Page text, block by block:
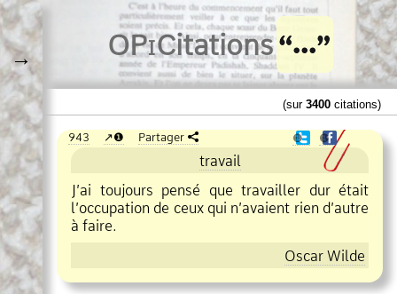
→ OPiCitations
(sur 3400 citations)
943 ❶ Partager ❶ ❶
travail
J’ai toujours pensé que travailler dur était
l’occupation de ceux qui n’avaient rien d’autre
à faire.
Oscar Wilde